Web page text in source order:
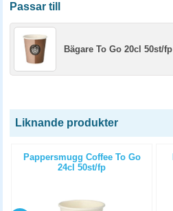
Passar till
Bägare To Go 20cl 50st/fp
Liknande produkter
Pappersmugg Coffee To Go
24cl 50st/fp